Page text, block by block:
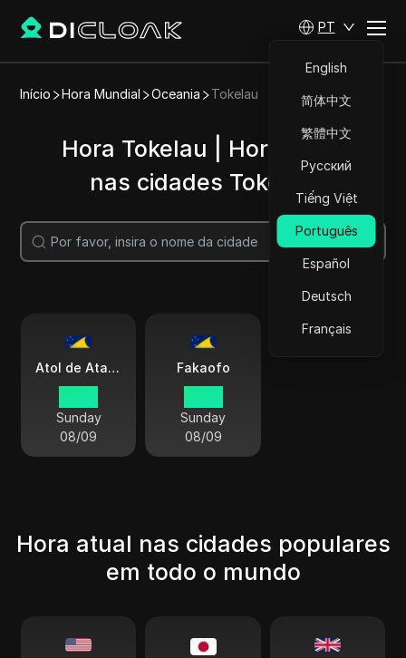
PT
English
简体中文
繁體中文
Русский
Tiếng Việt
Português
Español
Deutsch
Français
Início Hora Mundial Oceania Tokelau
Hora Tokelau | Hora atual
nas cidades Tokelau
Pesquisar
Atol de Atafu
Sunday
08/09
Fakaofo
Sunday
08/09
Hora atual nas cidades populares
em todo o mundo